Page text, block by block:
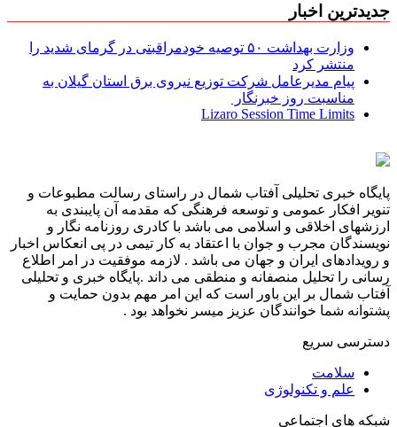
جدیدترین اخبار
وزارت بهداشت ۵۰ توصیه خودمراقبتی در گرمای شدید را
منتشر کرد
پیام مدیرعامل شركت توزیع نیروی برق استان گیلان به
مناسبت روز خبرنگار ‌
Lizaro Session Time Limits
پایگاه خبری تحلیلی آفتاب شمال در راستای رسالت مطبوعات و
تنویر افکار عمومی و توسعه فرهنگی که مقدمه آن پایبندی به
ارزشهای اخلاقی و اسلامی می باشد با کادری روزنامه نگار و
نویسندگان مجرب و جوان با اعتقاد به کار تیمی در پی انعکاس اخبار
و رویدادهای ایران و جهان می باشد . لازمه موفقیت در امر اطلاع
رسانی را تحلیل منصفانه و منطقی می داند .پایگاه خبری و تحلیلی
آفتاب شمال بر این باور است که این امر مهم بدون حمایت و
پشتوانه شما خوانندگان عزیز میسر نخواهد بود .
دسترسی سریع
سلامت
علم و تکنولوژی
شبکه های اجتماعی